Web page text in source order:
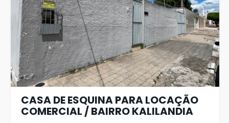
CASA DE ESQUINA PARA LOCAÇÃO
COMERCIAL / BAIRRO KALILANDIA